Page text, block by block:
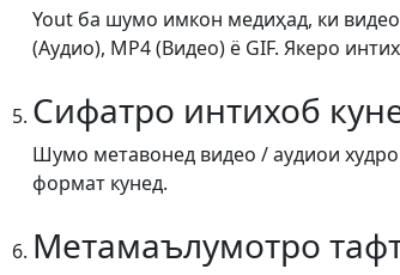
Yout ба шумо имкон медиҳад, ки
(Аудио), MP4 (Видео) ё GIF. Якеро
Сифатро интихоб
Шумо метавонед видео / аудиои
формат кунед.
Метамаълумотро